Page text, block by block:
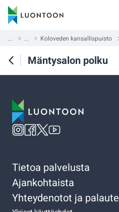
... ... Koloveden kansallispuisto
Mäntysalon polku
Tietoa palvelusta
Ajankohtaista
Yhteydenotot ja palaute